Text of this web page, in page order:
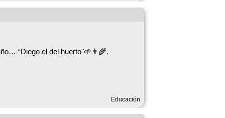
“Diego el del huerto"🌱👨‍🌾.
Educación